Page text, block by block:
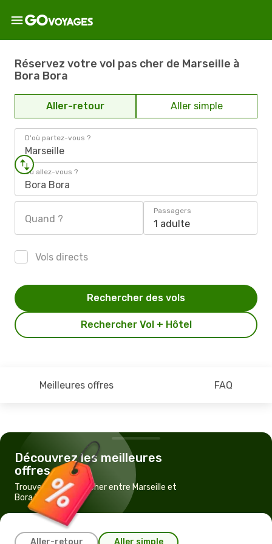
Réservez votre vol pas cher de Marseille à
Bora Bora
Aller-retour Aller simple
D'où partez-vous ?
Marseille
Où allez-vous ?
Bora Bora
Quand ?
Passagers
1 adulte
Vols directs
Rechercher Vol + Hôtel
Rechercher des vols
Meilleures offres FAQ
Découvrez les meilleures
offres
Trouvez un vol pas cher entre Marseille et
Bora Bora
Aller-retour Aller simple